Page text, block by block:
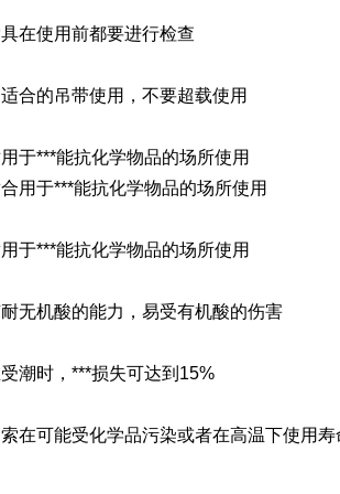
在使用前都要进行检查
合的吊带使用，不要超载使用
于***能抗化学物品的场所使用
用于***能抗化学物品的场所使用
于***能抗化学物品的场所使用
无机酸的能力，易受有机酸的伤害
潮时，***损失可达到15%
在可能受化学品污染或者在高温下使用